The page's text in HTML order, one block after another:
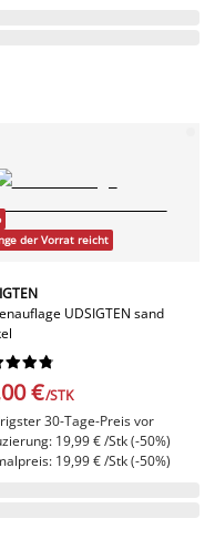
der Vorrat reicht
UDSIGTEN sand




€/STK
30-Tage-Preis vor
19,99 € /Stk (-50%)
19,99 € /Stk (-50%)